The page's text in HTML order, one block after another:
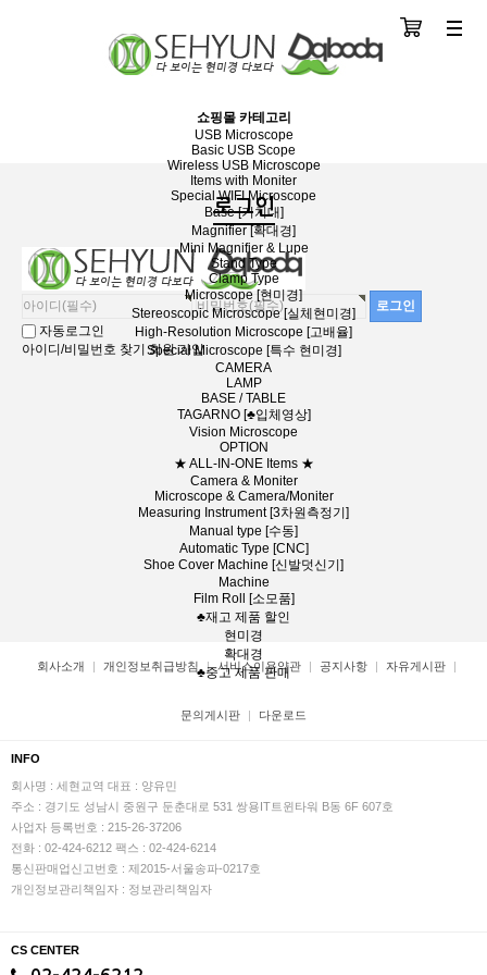
쇼핑몰 카테고리
USB Microscope
Basic USB Scope
Wireless USB Microscope
Items with Moniter
Special WIFI Microscope
Base [거치대]
Magnifier [확대경]
Mini Magnifier & Lupe
Stand Type
Clamp Type
Microscope [현미경]
Stereoscopic Microscope [실체현미경]
High-Resolution Microscope [고배율]
Special Microscope [특수 현미경]
CAMERA
LAMP
BASE / TABLE
TAGARNO [♣입체영상]
Vision Microscope
OPTION
★ ALL-IN-ONE Items ★
Camera & Moniter
Microscope & Camera/Moniter
Measuring Instrument [3차원측정기]
Manual type [수동]
Automatic Type [CNC]
Shoe Cover Machine [신발덧신기]
Machine
Film Roll [소모품]
♣재고 제품 할인
현미경
확대경
♣중고 제품 판매
분류
로그인
자동로그인
아이디/비밀번호 찾기 회원 가입
회사소개 개인정보취급방침 서비스이용약관 공지사항 자유게시판
문의게시판 다운로드
INFO
회사명 : 세현교역 대표 : 양유민
주소 : 경기도 성남시 중원구 둔춘대로 531 쌍용IT트윈타워 B동 6F 607호
사업자 등록번호 : 215-26-37206
전화 : 02-424-6212 팩스 : 02-424-6214
통신판매업신고번호 : 제2015-서울송파-0217호
개인정보관리책임자 : 정보관리책임자
CS CENTER